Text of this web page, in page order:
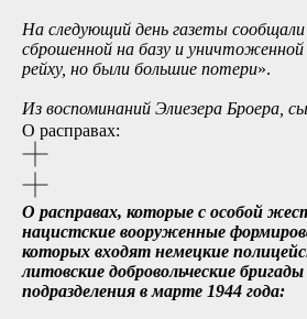
На следующий день газеты сообщали
сброшенной на базу и
рейху, но были большие потери».
Из воспоминаний Элиезера Броера,
О расправах:
О расправах, которые с особой
нацистские вооруженные
которых входят немецкие
литовские добровольческие бригады
подразделения в марте 1944 года: